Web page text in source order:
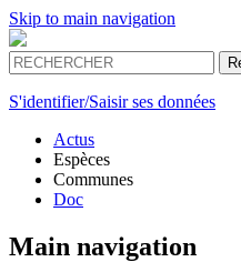
Skip to main navigation
S'identifier/Saisir ses données
Actus
Espèces
Communes
Doc
Main navigation